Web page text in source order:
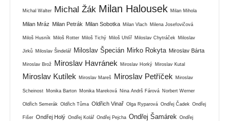
Michal Walter Michal Žák Milan Halousek Milan Mihola
Milan Mráz Milan Petrák Milan Sobotka Milan Vlach Milena Josefovičová
Miloš Husník Miloš Rotter Miloš Tichý Miloš Uhlíř Miloslav Chytráček Miloslav
Jirků Miloslav Šindelář Miloslav Špecián Mirko Rokyta Miroslav Bárta
Miroslav Brož Miroslav Havránek Miroslav Horký Miroslav Kutal
Miroslav Kutílek Miroslav Mareš Miroslav Petříček Miroslav
Scheinost Monika Barton Monika Mareková Nina Andrš Fárová Norbert Werner
Oldřich Semerák Oldřich Tůma Oldřich Vinař Olga Ryparová Ondřej Čadek Ondřej
Fišer Ondřej Holý Ondřej Kolář Ondřej Pejcha Ondřej Šamárek Ondřej